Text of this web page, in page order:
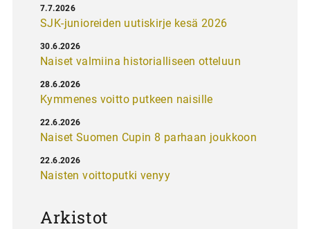
SJK-junioreiden uutiskirje kesä 2026
7.7.2026
Naiset valmiina historialliseen otteluun
30.6.2026
Kymmenes voitto putkeen naisille
28.6.2026
Naiset Suomen Cupin 8 parhaan joukkoon
22.6.2026
Naisten voittoputki venyy
22.6.2026
Arkistot